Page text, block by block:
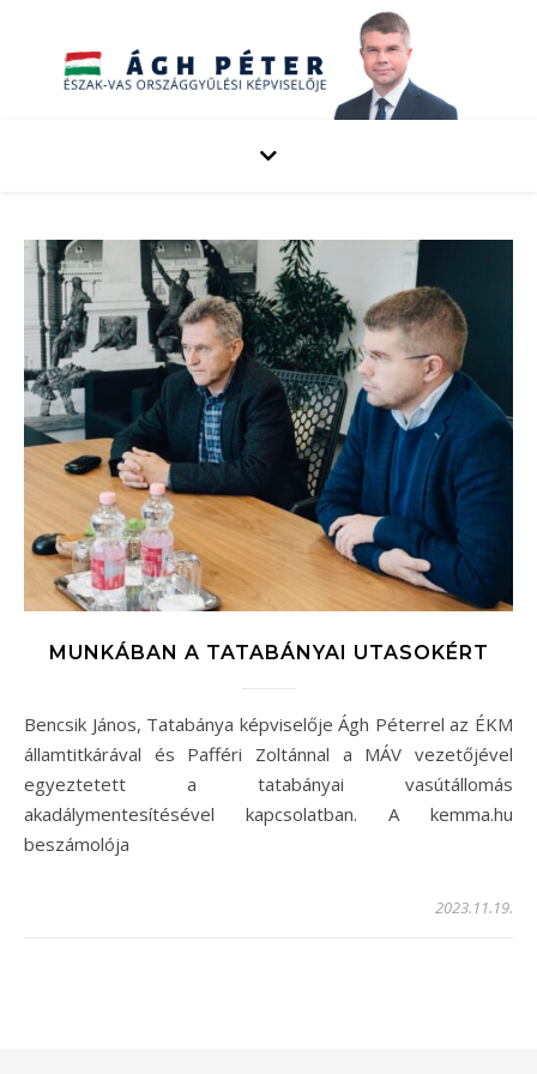
MUNKÁBAN A TATABÁNYAI UTASOKÉRT
Bencsik János, Tatabánya képviselője Ágh Péterrel az ÉKM
államtitkárával és Pafféri Zoltánnal a MÁV vezetőjével
egyeztetett a tatabányai vasútállomás
akadálymentesítésével kapcsolatban. A kemma.hu
beszámolója
2023.11.19.